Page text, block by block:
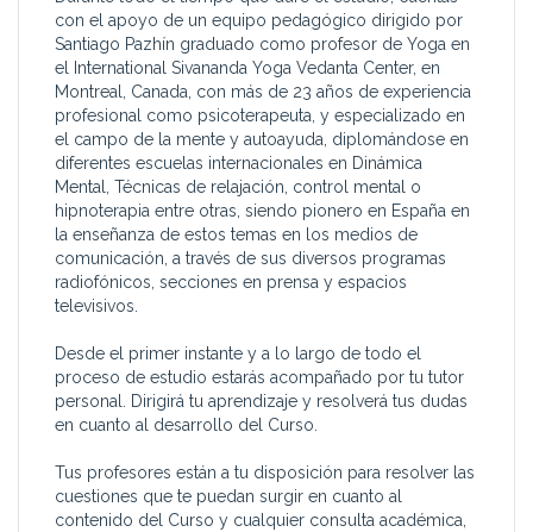
con el apoyo de un equipo pedagógico dirigido por
Santiago Pazhín graduado como profesor de Yoga en
el International Sivananda Yoga Vedanta Center, en
Montreal, Canada, con más de 23 años de experiencia
profesional como psicoterapeuta, y especializado en
el campo de la mente y autoayuda, diplomándose en
diferentes escuelas internacionales en Dinámica
Mental, Técnicas de relajación, control mental o
hipnoterapia entre otras, siendo pionero en España en
la enseñanza de estos temas en los medios de
comunicación, a través de sus diversos programas
radiofónicos, secciones en prensa y espacios
televisivos.
Desde el primer instante y a lo largo de todo el
proceso de estudio estarás acompañado por tu tutor
personal. Dirigirá tu aprendizaje y resolverá tus dudas
en cuanto al desarrollo del Curso.
Tus profesores están a tu disposición para resolver las
cuestiones que te puedan surgir en cuanto al
contenido del Curso y cualquier consulta académica,